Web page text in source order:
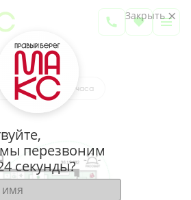
2
5 058 433 руб.
квартиру за 24 часа
Закрыть
мы перезвоним
секунды?